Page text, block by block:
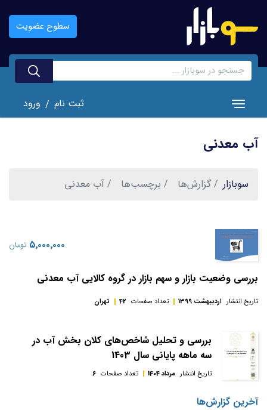
اصلی
سطوح عضویت
Toggle navigation ثبت نام / ورود
آب معدنی
سوبازار گزارش‌ها برچسب‌ها آب معدنی
بررسی وضعیت بازار و سهم بازار در گروه کالایی آب معدنی
تاریخ انتشار اردیبهشت 1399 تعداد صفحات 42 تهران
‎۵٬۰۰۰٬۰۰۰ تومان
بررسی و تحلیل شاخص‌های کلان بخش آب در
سه ماهه پایانی سال 1403
تاریخ انتشار مرداد 1404 تعداد صفحات 6
آخرین گزارش‌ها